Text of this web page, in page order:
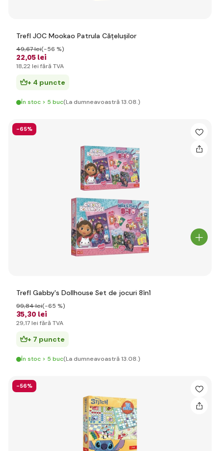
Trefl JOC Mookao Patrula Cățelușilor
22,05 lei
49,67 lei(-56 %)
18,22 lei fără TVA
+ 4 puncte
În stoc > 5 buc(La dumneavoastră 13.08.)
-65%
Trefl Gabby's Dollhouse Set de jocuri 8în1
35,30 lei
99,84 lei(-65 %)
29,17 lei fără TVA
+ 7 puncte
În stoc > 5 buc(La dumneavoastră 13.08.)
-56%